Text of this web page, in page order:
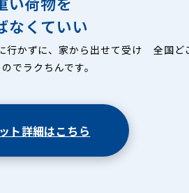
なくていい
行かずに、家から出せて受け
でラクちんです。
全国ど
ト詳細はこちら